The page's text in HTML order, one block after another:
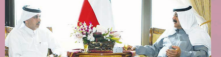
ع
ل
ى
ب
ر
ي